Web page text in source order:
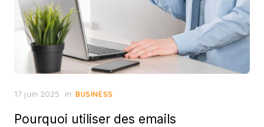
Posted
17 juin 2025 in BUSINESS
Pourquoi utiliser des emails